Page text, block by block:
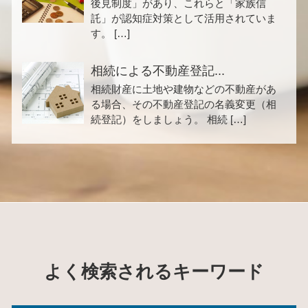
後見制度」があり、これらと「家族信
託」が認知症対策として活用されていま
す。 […]
相続による不動産登記...
相続財産に土地や建物などの不動産があ
る場合、その不動産登記の名義変更（相
続登記）をしましょう。 相続 […]
よく検索されるキーワード